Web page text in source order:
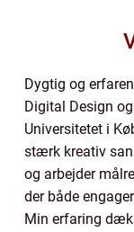
Dygtig og
Digital Design
Universitetet i
stærk kreativ
og arbejder
der både
Min erfaring